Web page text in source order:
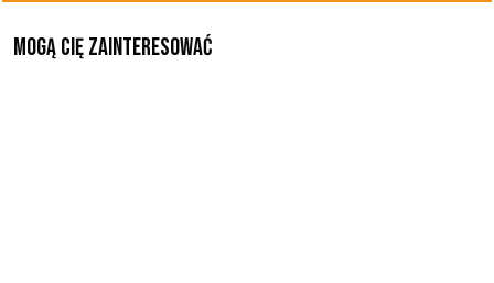
Mogą Cię zainteresować